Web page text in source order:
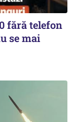
fără telefon
se mai